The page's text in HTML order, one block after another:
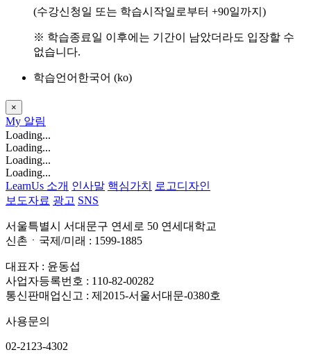
(수강신청일 또는 학습시작일로부터 +90일까지)
※ 학습종료일 이후에는 기간이 남았더라도 입장할 수
없습니다.
학습언어 한국어 ‎(ko)‎
×
My 알림
Loading...
Loading...
Loading...
Loading...
LearnUs 소개 인사말 핵심가치
로고디자인
보도자료 광고 SNS
서울특별시 서대문구 연세로 50 연세대학교
신촌ㆍ국제/미래 : 1599-1885
대표자 : 윤동섭
사업자등록번호 : 110-82-00282
통신판매업신고 : 제2015-서울서대문-0380호
사용문의
02-2123-4302